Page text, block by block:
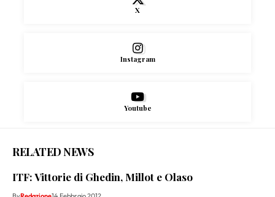
X
Instagram
Youtube
RELATED NEWS
ITF: Vittorie di Ghedin, Millot e Olaso